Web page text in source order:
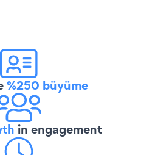
%250 büyüme
in engagement